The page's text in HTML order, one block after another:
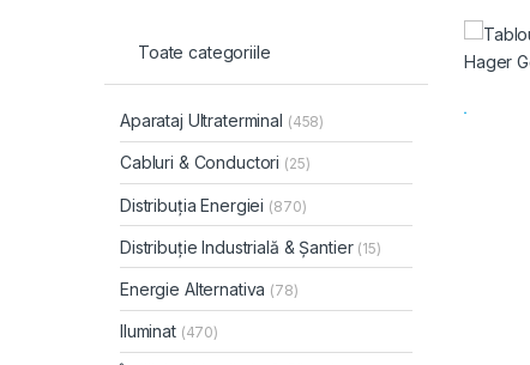
Toate categoriile
Aparataj Ultraterminal (458)
Cabluri & Conductori (25)
Distribuția Energiei (870)
Distribuție Industrială & Șantier (15)
Energie Alternativa (78)
Iluminat (470)